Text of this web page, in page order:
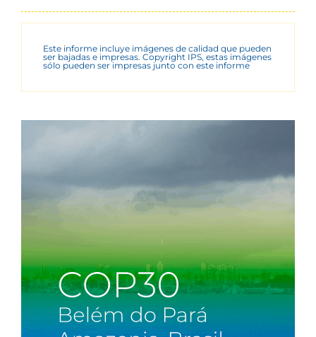
Este informe incluye imágenes de calidad que pueden
ser bajadas e impresas. Copyright IPS, estas imágenes
sólo pueden ser impresas junto con este informe